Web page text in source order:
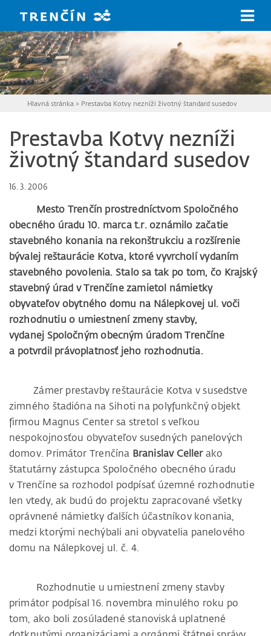
Hlavná stránka > Prestavba Kotvy nezníži životný štandard susedov
Prestavba Kotvy nezníži
životný štandard susedov
16. 3. 2006
Mesto Trenčín prostredníctvom Spoločného
obecného úradu 10. marca t.r. oznámilo začatie
stavebného konania na rekonštrukciu a rozšírenie
bývalej reštaurácie Kotva, ktoré vyvrcholí vydaním
stavebného povolenia. Stalo sa tak po tom, čo Krajský
stavebný úrad v Trenčíne zamietol námietky
obyvateľov obytného domu na Nálepkovej ul. voči
rozhodnutiu o umiestnení zmeny stavby,
vydanej Spoločným obecným úradom Trenčíne
a potvrdil právoplatnosť jeho rozhodnutia.
Zámer prestavby reštaurácie Kotva v susedstve
zimného štadióna na Sihoti na polyfunkčný objekt
firmou Magnus Center sa stretol s veľkou
nespokojnosťou obyvateľov susedných panelových
domov. Primátor Trenčína Branislav Cellerako
štatutárny zástupca Spoločného obecného úradu
v Trenčíne sa rozhodol podpísať územné rozhodnutie
len vtedy, ak budú do projektu zapracované všetky
oprávnené námietky ďalších účastníkov konania,
medzi ktorými nechýbali ani obyvatelia panelového
domu na Nálepkovej ul. č. 4.
Rozhodnutie u umiestnení zmeny stavby
primátor podpísal 16. novembra minulého roku po
tom, ako boli zosúladené stanoviská uplatnené